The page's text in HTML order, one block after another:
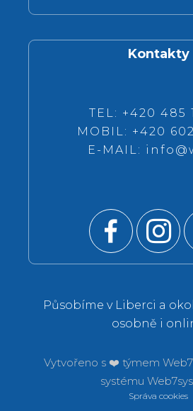
Kontakty
TEL: +420 485
MOBIL: +420
E-MAIL:
Působíme v Liberci a
osobně i
Vytvořeno s ❤️ týmem
systému
Správa cookies